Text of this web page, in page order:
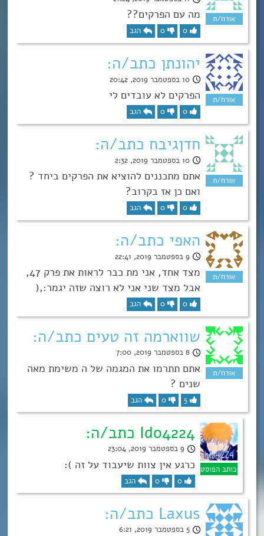
מה עם הפרקים??
0
0 הגב
יהונתן כתב/ה:
10 בספטמבר 2019, 20:42
הפרקים לא עובדים לי
0
0 הגב
חדןגיבח כתב/ה:
10 בספטמבר 2019, 2:32
אתם מתכננים להוציא את הפרקים ביחד ?
ואם כן אז בקרוב?
0
0 הגב
האפי כתב/ה:
9 בספטמבר 2019, 22:41
מצד אחד, אני מת כבר לראות את פרק 47,
אבל מצד שני אני לא רוצה שזה יגמר:,(
0
0 הגב
שווארמה זה טעים כתב/ה:
8 בספטמבר 2019, 7:00
אתם תתרמו את המגמה של ה משימת מאה
שנים ?
5
0 הגב
Ido4224 כתב/ה:
9 בספטמבר 2019, 23:04
כרגע אין צוות שיעבוד על זה ):
0
0 הגב
Laxus כתב/ה:
5 בספטמבר 2019, 6:21